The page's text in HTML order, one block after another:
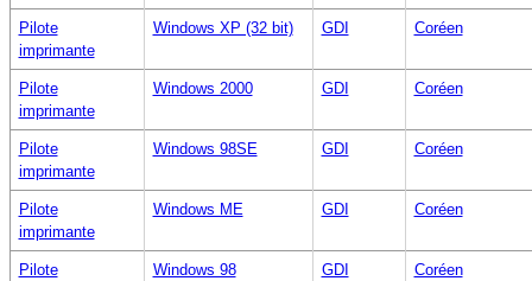
Pilote
imprimante
Windows XP (32 bit) GDI Coréen
Pilote
imprimante
Windows 2000 GDI Coréen
Pilote
imprimante
Windows 98SE GDI Coréen
Pilote
imprimante
Windows ME GDI Coréen
Pilote
Windows 98 GDI Coréen